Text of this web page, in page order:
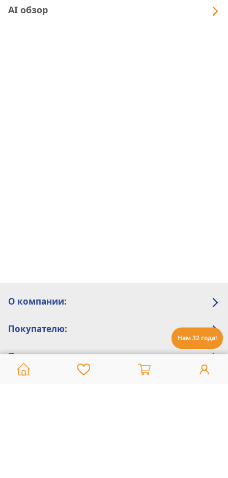
Нам 32 года!
AI обзор
О компании:
Покупателю:
Помощь: